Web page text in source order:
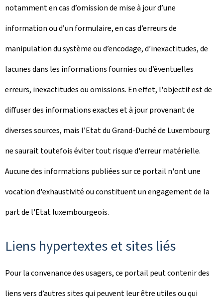
notamment en cas d’omission de mise à jour d’une
information ou d’un formulaire, en cas d’erreurs de
manipulation du système ou d’encodage, d’inexactitudes, de
lacunes dans les informations fournies ou d’éventuelles
erreurs, inexactitudes ou omissions. En effet, l'objectif est de
diffuser des informations exactes et à jour provenant de
diverses sources, mais l’Etat du Grand-Duché de Luxembourg
ne saurait toutefois éviter tout risque d'erreur matérielle.
Aucune des informations publiées sur ce portail n'ont une
vocation d'exhaustivité ou constituent un engagement de la
part de l'Etat luxembourgeois.
Liens hypertextes et sites liés
Pour la convenance des usagers, ce portail peut contenir des
liens vers d’autres sites qui peuvent leur être utiles ou qui